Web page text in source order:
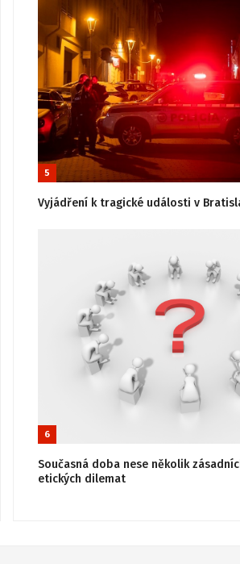
5
Vyjádření k tragické události v
6
Současná doba nese několik
etických dilemat